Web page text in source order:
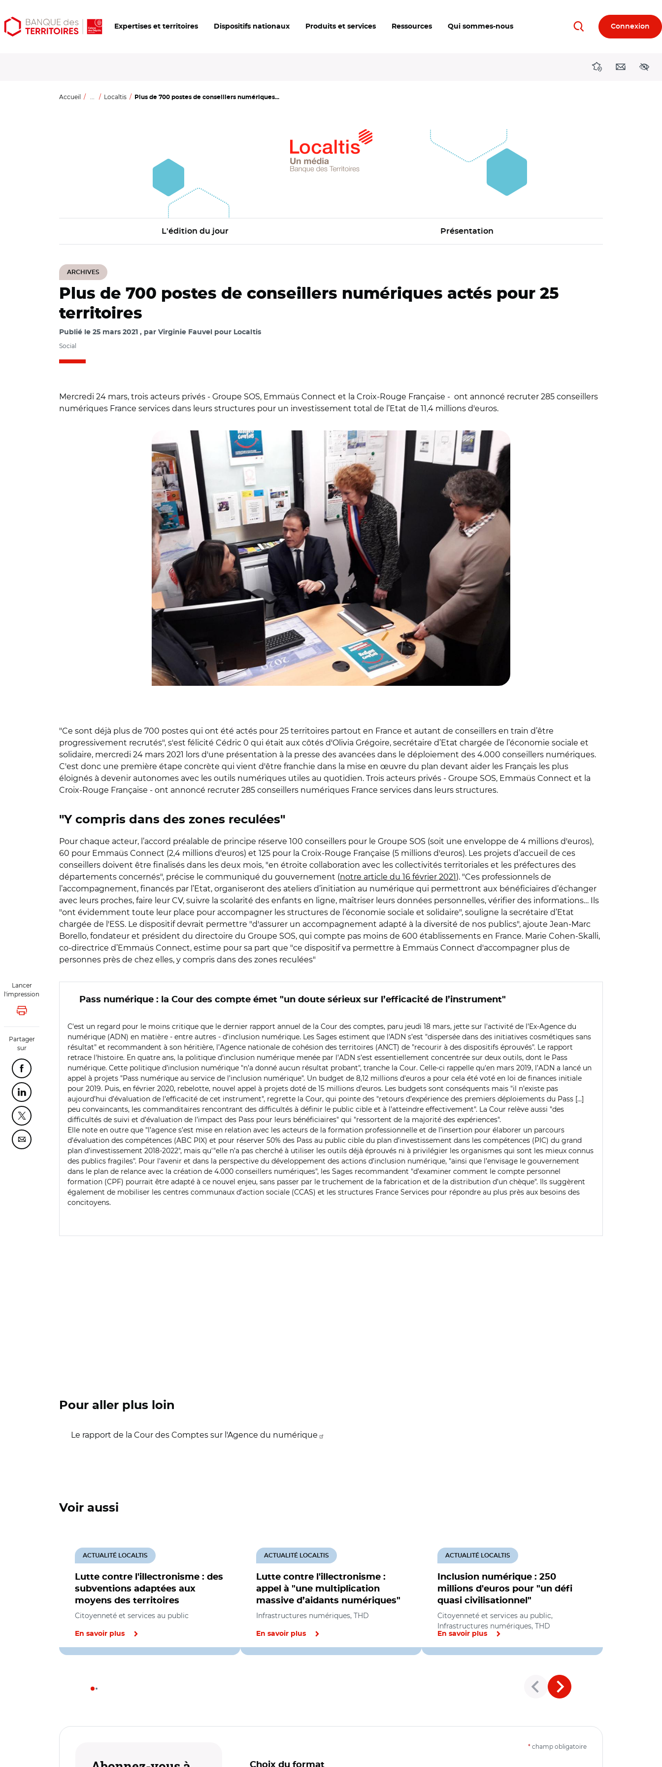
Aller
au
Aller
au
Ouvrir
les
Expertises et territoires Dispositifs nationaux Produits et services Ressources Qui sommes-nous RechercherConnexion
DirectionsContact
Accueil ... Localtis Plus de 700 postes de conseillers numériques...
L'édition du jour Présentation
ARCHIVES
Lancer
l'impression
Lancer l'impression
Partager
sur
Partager cette page sur Facebook
Partager cette page sur Linkedin
Partager cette page sur Twitter
Partager cette page sur Courriel
Plus de 700 postes de conseillers numériques actés pour 25
territoires
Publié le 25 mars 2021 par Virginie Fauvel pour Localtis
Social
Mercredi 24 mars, trois acteurs privés - Groupe SOS, Emmaüs Connect et la Croix-Rouge Française - ont annoncé recruter 285 conseillers
numériques France services dans leurs structures pour un investissement total de l’Etat de 11,4 millions d'euros.
"Ce sont déjà plus de 700 postes qui ont été actés pour 25 territoires partout en France et autant de conseillers en train d’être
progressivement recrutés", s'est félicité Cédric 0 qui était aux côtés d'Olivia Grégoire, secrétaire d’Etat chargée de l’économie sociale et
solidaire, mercredi 24 mars 2021 lors d'une présentation à la presse des avancées dans le déploiement des 4.000 conseillers numériques.
C'est donc une première étape concrète qui vient d'être franchie dans la mise en œuvre du plan devant aider les Français les plus
éloignés à devenir autonomes avec les outils numériques utiles au quotidien. Trois acteurs privés - Groupe SOS, Emmaüs Connect et la
Croix-Rouge Française - ont annoncé recruter 285 conseillers numériques France services dans leurs structures.
"Y compris dans des zones reculées"
Pour chaque acteur, l’accord préalable de principe réserve 100 conseillers pour le Groupe SOS (soit une enveloppe de 4 millions d'euros),
60 pour Emmaüs Connect (2,4 millions d'euros) et 125 pour la Croix-Rouge Française (5 millions d'euros). Les projets d’accueil de ces
conseillers doivent être finalisés dans les deux mois, "en étroite collaboration avec les collectivités territoriales et les préfectures des
départements concernés", précise le communiqué du gouvernement (notre article du 16 février 2021). "Ces professionnels de
l’accompagnement, financés par l’Etat, organiseront des ateliers d’initiation au numérique qui permettront aux bénéficiaires d’échanger
avec leurs proches, faire leur CV, suivre la scolarité des enfants en ligne, maîtriser leurs données personnelles, vérifier des informations… Ils
"ont évidemment toute leur place pour accompagner les structures de l’économie sociale et solidaire", souligne la secrétaire d’Etat
chargée de l'ESS. Le dispositif devrait permettre "d'assurer un accompagnement adapté à la diversité de nos publics", ajoute Jean-Marc
Borello, fondateur et président du directoire du Groupe SOS, qui compte pas moins de 600 établissements en France. Marie Cohen-Skalli,
co-directrice d’Emmaüs Connect, estime pour sa part que "ce dispositif va permettre à Emmaüs Connect d'accompagner plus de
personnes près de chez elles, y compris dans des zones reculées"
Pass numérique : la Cour des compte émet "un doute sérieux sur l’efficacité de l’instrument"
C'est un regard pour le moins critique que le dernier rapport annuel de la Cour des comptes, paru jeudi 18 mars, jette sur l'activité de l’Ex-Agence du
numérique (ADN) en matière - entre autres - d'inclusion numérique. Les Sages estiment que l'ADN s’est "dispersée dans des initiatives cosmétiques sans
résultat" et recommandent à son héritière, l’Agence nationale de cohésion des territoires (ANCT) de "recourir à des dispositifs éprouvés". Le rapport
retrace l'histoire. En quatre ans, la politique d’inclusion numérique menée par l’ADN s’est essentiellement concentrée sur deux outils, dont le Pass
numérique. Cette politique d’inclusion numérique "n’a donné aucun résultat probant", tranche la Cour. Celle-ci rappelle qu'en mars 2019, l’ADN a lancé un
appel à projets "Pass numérique au service de l’inclusion numérique". Un budget de 8,12 millions d'euros a pour cela été voté en loi de finances initiale
pour 2019. Puis, en février 2020, rebelotte, nouvel appel à projets doté de 15 millions d'euros. Les budgets sont conséquents mais "il n’existe pas
aujourd’hui d’évaluation de l’efficacité de cet instrument", regrette la Cour, qui pointe des "retours d’expérience des premiers déploiements du Pass [...]
peu convaincants, les commanditaires rencontrant des difficultés à définir le public cible et à l’atteindre effectivement". La Cour relève aussi "des
difficultés de suivi et d’évaluation de l’impact des Pass pour leurs bénéficiaires" qui "ressortent de la majorité des expériences".
Elle note en outre que "l’agence s’est mise en relation avec les acteurs de la formation professionnelle et de l’insertion pour élaborer un parcours
d’évaluation des compétences (ABC PIX) et pour réserver 50% des Pass au public cible du plan d’investissement dans les compétences (PIC) du grand
plan d’investissement 2018-2022", mais qu'"elle n’a pas cherché à utiliser les outils déjà éprouvés ni à privilégier les organismes qui sont les mieux connus
des publics fragiles". Pour l'avenir et dans la perspective du développement des actions d’inclusion numérique, "ainsi que l’envisage le gouvernement
dans le plan de relance avec la création de 4.000 conseillers numériques", les Sages recommandent "d’examiner comment le compte personnel
formation (CPF) pourrait être adapté à ce nouvel enjeu, sans passer par le truchement de la fabrication et de la distribution d’un chèque". Ils suggèrent
également de mobiliser les centres communaux d’action sociale (CCAS) et les structures France Services pour répondre au plus près aux besoins des
concitoyens.
Pour aller plus loin
Le rapport de la Cour des Comptes sur l'Agence du numérique
Voir aussi
Lutte contre l'illectronisme : des
subventions adaptées aux
moyens des territoires
ACTUALITÉ LOCALTIS
Citoyenneté et services au public
En savoir plus
Lutte contre l'illectronisme :
appel à "une multiplication
massive d’aidants numériques"
ACTUALITÉ LOCALTIS
Infrastructures numériques, THD
En savoir plus
Inclusion numérique : 250
millions d'euros pour "un défi
quasi civilisationnel"
ACTUALITÉ LOCALTIS
Citoyenneté et services au public,
Infrastructures numériques, THD
En savoir plus
* champ obligatoire
Choix du format